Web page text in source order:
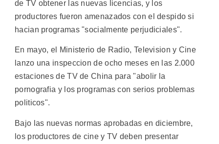
de TV obtener las nuevas licencias, y los
productores fueron amenazados con el despido si
hacian programas "socialmente perjudiciales".
En mayo, el Ministerio de Radio, Television y Cine
lanzo una inspeccion de ocho meses en las 2.000
estaciones de TV de China para "abolir la
pornografia y los programas con serios problemas
politicos".
Bajo las nuevas normas aprobadas en diciembre,
los productores de cine y TV deben presentar